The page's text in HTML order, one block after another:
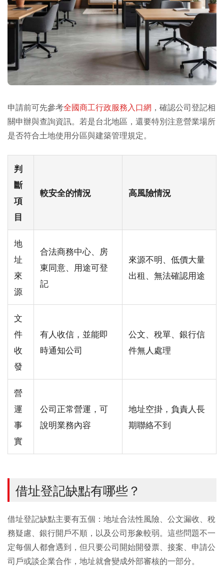
申請前可先參考全國商工行政服務入口網 ，確認公司登記相
關申辦與查詢資訊。若是台北地區，還要特別注意營業場所
是否符合土地使用分區與建築管理規定。
判
斷
項
目
較安全的情況 高風險情況
地
址
來
源
合法商務中心、房
東同意、用途可登
記
來源不明、低價大量
出租、無法確認用途
文
件
收
發
有人收信，並能即
時通知公司
公文、稅單、銀行信
件無人處理
營
運
事
實
公司正常營運，可
說明業務內容
地址空掛，負責人長
期聯絡不到
借址登記缺點有哪些？
借址登記缺點主要有五個：地址合法性風險、公文漏收、稅
務疑慮、銀行開戶不順，以及公司形象較弱。這些問題不一
定每個人都會遇到，但只要公司開始開發票、接案、申請公
司戶或談企業合作，地址就會變成外部審核的一部分。